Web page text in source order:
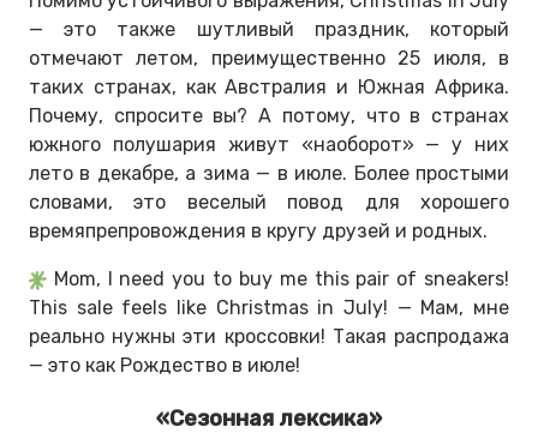
— это также шутливый праздник, который
отмечают летом, преимущественно 25 июля, в
таких странах, как Австралия и Южная Африка.
Почему, спросите вы? А потому, что в странах
южного полушария живут «наоборот» — у них
лето в декабре, а зима — в июле. Более простыми
словами, это веселый повод для хорошего
времяпрепровождения в кругу друзей и родных.
Mom, I need you to buy me this pair of sneakers!
This sale feels like Christmas in July! — Мам, мне
реально нужны эти кроссовки! Такая распродажа
— это как Рождество в июле!
«Сезонная лексика»